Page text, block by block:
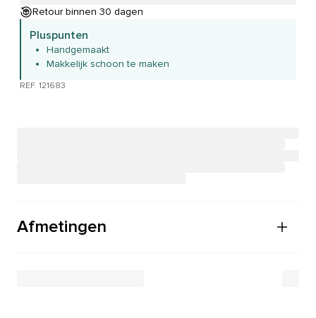
Retour binnen 30 dagen
Pluspunten
Handgemaakt
Makkelijk schoon te maken
REF. 121683
Afmetingen